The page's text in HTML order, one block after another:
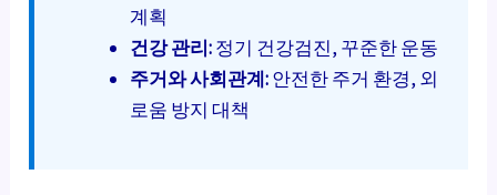
계획
건강 관리:정기 건강검진, 꾸준한 운동
주거와 사회관계:안전한 주거 환경, 외
로움 방지 대책